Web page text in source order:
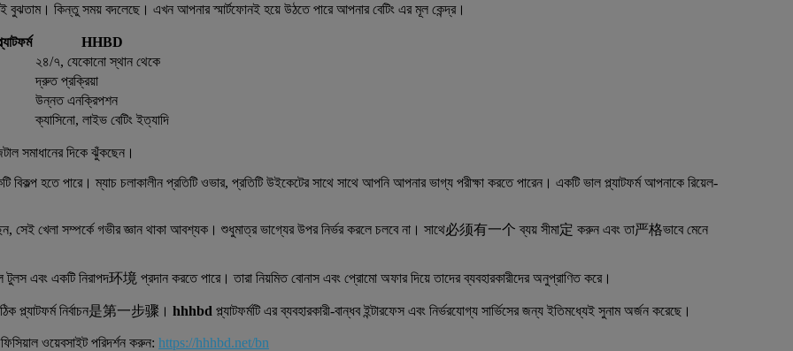
বুঝতাম। কিন্তু সময় বদলেছে। এখন আপনার স্মার্টফোনই হয়ে উঠতে পারে আপনার বেটিং এর মূল কেন্দ্র।
HHBD
২৪/৭, যেকোনো স্থান থেকে
দ্রুত প্রক্রিয়া
উন্নত এনক্রিপশন
ক্যাসিনো, লাইভ বেটিং ইত্যাদি
সমাধানের দিকে ঝুঁকছেন।
হতে পারে। ম্যাচ চলাকালীন প্রতিটি ওভার, প্রতিটি উইকেটের সাথে সাথে আপনি আপনার ভাগ্য পরীক্ষা করতে পারেন। একটি ভাল প্ল্যাটফর্ম আপনাকে রিয়েল-
সেই খেলা সম্পর্কে গভীর জ্ঞান থাকা আবশ্যক। শুধুমাত্র ভাগ্যের উপর নির্ভর করলে চলবে না। সাথে必须有一个 ব্যয় সীমা定 করুন এবং তা严格ভাবে মেনে
এবং একটি নিরাপদ环境 প্রদান করতে পারে। তারা নিয়মিত বোনাস এবং প্রোমো অফার দিয়ে তাদের ব্যবহারকারীদের অনুপ্রাণিত করে।
প্ল্যাটফর্ম নির্বাচন是第一步骤। hhhbd প্ল্যাটফর্মটি এর ব্যবহারকারী-বান্ধব ইন্টারফেস এবং নির্ভরযোগ্য সার্ভিসের জন্য ইতিমধ্যেই সুনাম অর্জন করেছে।
ওয়েবসাইট পরিদর্শন করুন: https://hhhbd.net/bn